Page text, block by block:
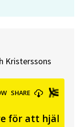
Kristerssons